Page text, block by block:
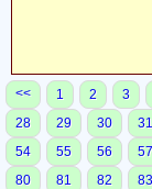
<< 1 2 3
28
29 30 31
54
55 56 57
80
81 82 83